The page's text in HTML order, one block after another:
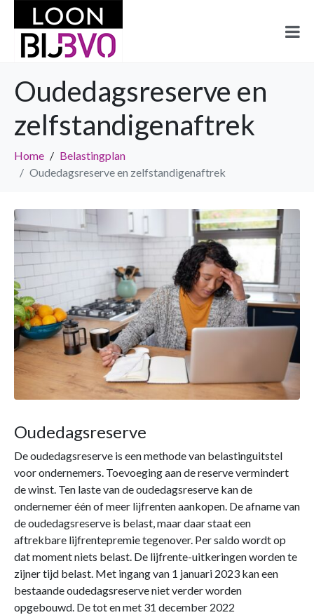
Oudedagsreserve en
zelfstandigenaftrek
Home
Belastingplan
Oudedagsreserve en zelfstandigenaftrek
Oudedagsreserve
De oudedagsreserve is een methode van belastinguitstel
voor ondernemers. Toevoeging aan de reserve vermindert
de winst. Ten laste van de oudedagsreserve kan de
ondernemer één of meer lijfrenten aankopen. De afname van
de oudedagsreserve is belast, maar daar staat een
aftrekbare lijfrentepremie tegenover. Per saldo wordt op
dat moment niets belast. De lijfrente-uitkeringen worden te
zijner tijd belast. Met ingang van 1 januari 2023 kan een
bestaande oudedagsreserve niet verder worden
opgebouwd. De tot en met 31 december 2022